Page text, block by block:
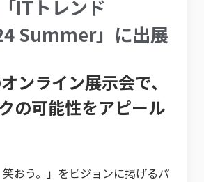
ITトレンド
Summer」に出展
ンライン展示会で、
の可能性をアピール
笑おう。」をビジョンに掲げるパ